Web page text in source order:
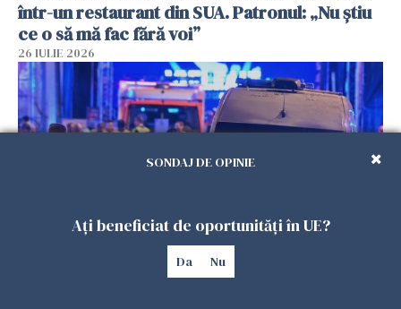
într-un restaurant din SUA. Patronul: „Nu știu
ce o să mă fac fără voi”
26 IULIE 2026
Teroare la Berlin, în timpul Gay Pride: o dubiță
SONDAJ DE OPINIE
Ați beneficiat de oportunități în UE?
Da Nu